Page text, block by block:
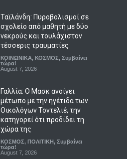
ΠΟΛΙΤΙΚΗ,Συμβαίνει τώρα!
August 7, 2026
Σοκ στην Κρήτη: Τουρίστας
ζήτησε τιμή για να
αγοράσει ανήλικο κορίτσι
Ταϊλάνδη: Πυροβολισμοί σε
σχολείο από μαθητή με δύο
νεκρούς και τουλάχιστον
τέσσερις τραυματίες
ΚΟΙΝΩΝΙΚΑ, ΚΟΣΜΟΣ, Συμβαίνει
τώρα!
August 7, 2026
Γαλλία: Ο Μασκ ανοίγει
μέτωπο με την ηγέτιδα των
Οικολόγων Τοντελιέ, την
κατηγορεί ότι προδίδει τη
χώρα της
ΚΟΣΜΟΣ, ΠΟΛΙΤΙΚΗ, Συμβαίνει
τώρα!
August 7, 2026